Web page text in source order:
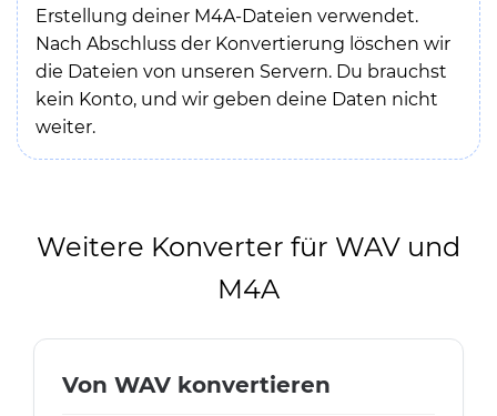
Erstellung deiner M4A-Dateien verwendet.
Nach Abschluss der Konvertierung löschen wir
die Dateien von unseren Servern. Du brauchst
kein Konto, und wir geben deine Daten nicht
weiter.
Weitere Konverter für WAV und
M4A
Von WAV konvertieren